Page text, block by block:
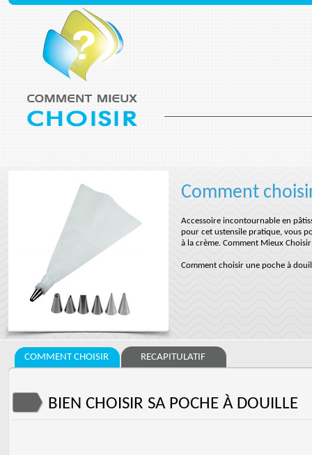
Comment
Accessoire incontournable en
pour cet ustensile pratique, vous
à la crème. Comment Mieux
Comment choisir une poche à
COMMENT CHOISIR RECAPITULATIF
BIEN CHOISIR SA POCHE À DOUILLE